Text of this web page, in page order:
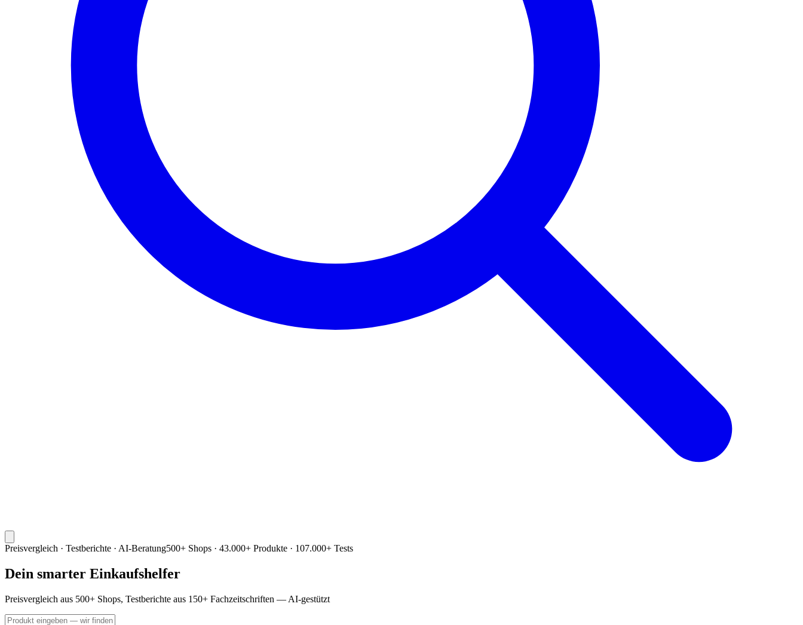
Preisvergleich · Testberichte · AI-Beratung500+ Shops · 43.000+ Produkte · 107.000+ Tests
Dein smarter Einkaufshelfer
Preisvergleich aus 500+ Shops, Testberichte aus 150+ Fachzeitschriften — AI-gestützt